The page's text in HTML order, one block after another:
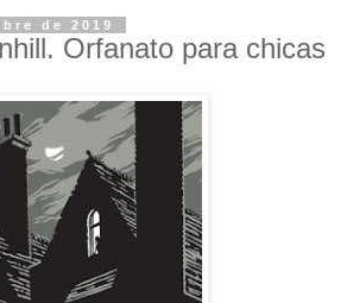
de 2019
Orfanato para chicas